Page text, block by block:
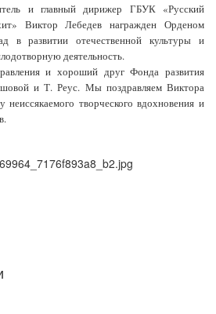
и главный дирижер ГБУК «Русский
Виктор Лебедев награжден Орденом
в развитии отечественной культуры и
деятельность.
и хороший друг Фонда развития
и Т. Реус. Мы поздравляем Виктора
творческого вдохновения и